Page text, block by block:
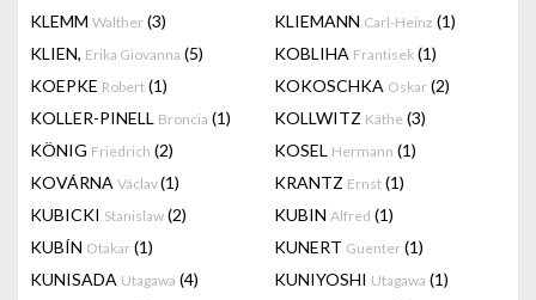
KLEMM Walther (3) KLIEMANN Carl-Heinz (1)
KLIEN, Erika Giovanna (5) KOBLIHA Frantisek (1)
KOEPKE Robert (1) KOKOSCHKA Oskar (2)
KOLLER-PINELL Broncia (1) KOLLWITZ Käthe (3)
KÖNIG Friedrich (2) KOSEL Hermann (1)
KOVÁRNA Václav(1) KRANTZ Ernst (1)
KUBICKI Stanislaw (2) KUBIN Alfred (1)
KUBÍN Otakar (1) KUNERT Guenter (1)
KUNISADA Utagawa (4) KUNIYOSHI Utagawa (1)